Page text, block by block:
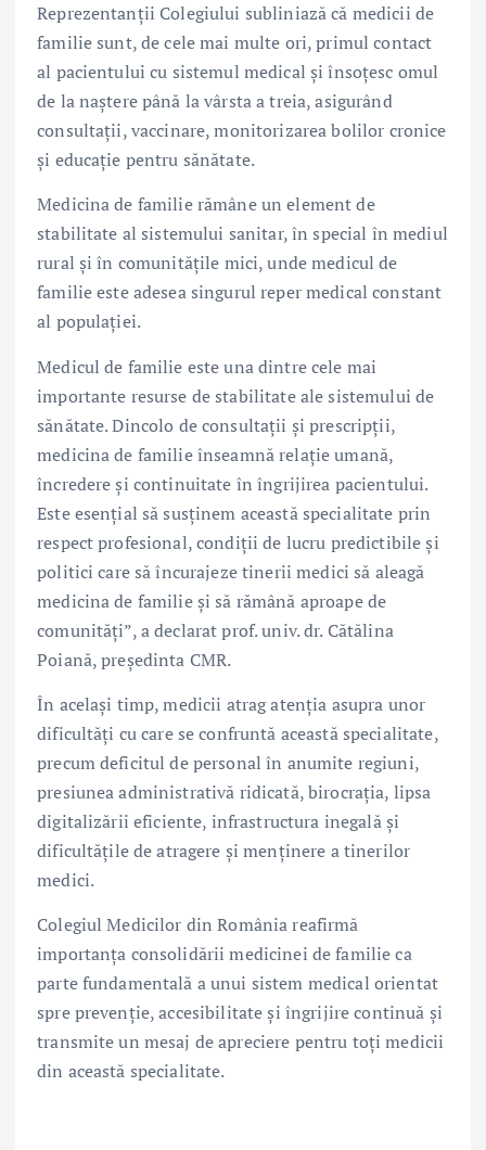
Reprezentanții Colegiului subliniază că medicii de
familie sunt, de cele mai multe ori, primul contact
al pacientului cu sistemul medical și însoțesc omul
de la naștere până la vârsta a treia, asigurând
consultații, vaccinare, monitorizarea bolilor cronice
și educație pentru sănătate.
Medicina de familie rămâne un element de
stabilitate al sistemului sanitar, în special în mediul
rural și în comunitățile mici, unde medicul de
familie este adesea singurul reper medical constant
al populației.
Medicul de familie este una dintre cele mai
importante resurse de stabilitate ale sistemului de
sănătate. Dincolo de consultații și prescripții,
medicina de familie înseamnă relație umană,
încredere și continuitate în îngrijirea pacientului.
Este esențial să susținem această specialitate prin
respect profesional, condiții de lucru predictibile și
politici care să încurajeze tinerii medici să aleagă
medicina de familie și să rămână aproape de
comunități”, a declarat prof. univ. dr. Cătălina
Poiană, președinta CMR.
În același timp, medicii atrag atenția asupra unor
dificultăți cu care se confruntă această specialitate,
precum deficitul de personal în anumite regiuni,
presiunea administrativă ridicată, birocrația, lipsa
digitalizării eficiente, infrastructura inegală și
dificultățile de atragere și menținere a tinerilor
medici.
Colegiul Medicilor din România reafirmă
importanța consolidării medicinei de familie ca
parte fundamentală a unui sistem medical orientat
spre prevenție, accesibilitate și îngrijire continuă și
transmite un mesaj de apreciere pentru toți medicii
din această specialitate.